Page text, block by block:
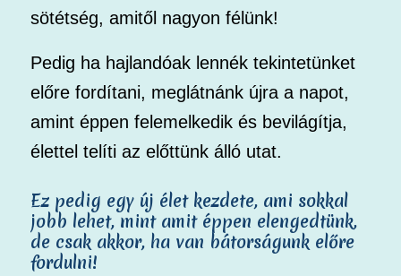
sötétség, amitől nagyon félünk!
Pedig ha hajlandóak lennék tekintetünket
előre fordítani, meglátnánk újra a napot,
amint éppen felemelkedik és bevilágítja,
élettel telíti az előttünk álló utat.
Ez pedig egy új élet kezdete, ami sokkal
jobb lehet, mint amit éppen elengedtünk,
de csak akkor, ha van bátorságunk előre
fordulni!